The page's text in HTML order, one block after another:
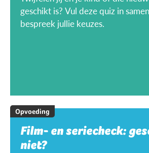
geschikt is? Vul deze quiz in
bespreek jullie keuzes.
Opvoeding
Film- en seriecheck:
niet?